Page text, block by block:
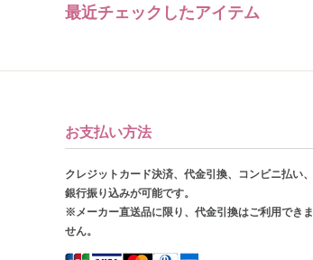
最近チェックしたアイテム
お支払い方法
クレジットカード決済、代金引換、コンビニ払い、
銀行振り込みが可能です。
※メーカー直送品に限り、代金引換はご利用できま
せん。